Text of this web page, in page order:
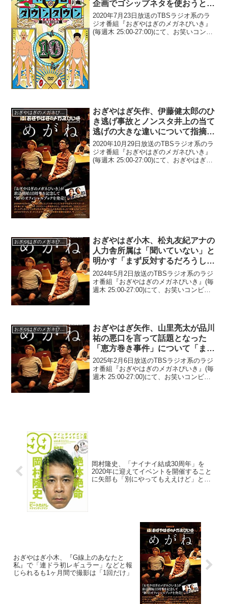
企画でゴシップネタを使おうとす
るも「コンプラの壁」に阻まれた
と明かす
2020年7月23日放送のTBSラジオ系のラ
ジオ番組『おぎやはぎのメガネびいき』
(毎週木 25:00-27:00)にて、お笑いコン
おぎやはぎのメガネびいき
おぎやはぎ矢作、伊藤健太郎のひ
き逃げ事故とノンスタ井上の当て
逃げの大きな違いについて指摘
「バイクの人たちが、ぶつかって
倒れたんだよ」
2020年10月29日放送のTBSラジオ系のラ
ジオ番組『おぎやはぎのメガネびいき』
(毎週木 25:00-27:00)にて、おぎやはぎの
おぎやはぎのメガネびいき
おぎやはぎ小木、松丸友紀アナの
人力舎所属は「聞いていない」と
明かす「まず反対するだろうし
(笑)」
2024年5月2日放送のTBSラジオ系のラジ
オ番組『おぎやはぎのメガネびいき』(毎
週木 25:00-27:00)にて、お笑いコンビ・
おぎやはぎ矢作、山里亮太が品川
祐の悪口を言って話題となった
「恵方巻き事件」について「また
山ちゃんに電話して言ってもらお
うか(笑)」
2025年2月6日放送のTBSラジオ系のラジ
オ番組『おぎやはぎのメガネびいき』(毎
週木 25:00-27:00)にて、お笑いコンビ・
岡村隆史、「ナイナイ結成30周年」を
2020年に迎えてイベントを開催すること
に矢部も「別にやってもええけど」と言
おぎやはぎ小木、『G線上のあなたと
私』で「連ドラ初レギュラー」などと報
じられるも1ヶ月間で撮影は「1回だけ」